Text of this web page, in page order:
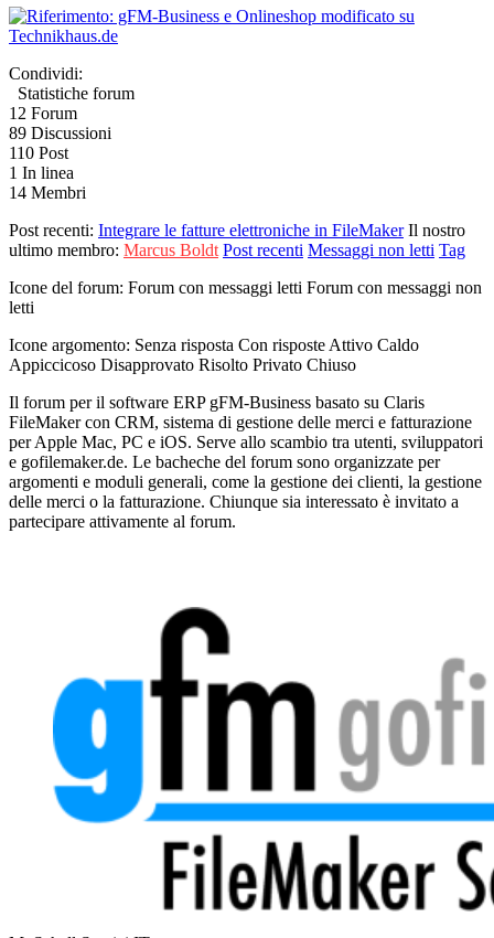
Condividi:
Statistiche forum
12 Forum
89 Discussioni
110 Post
1 In linea
14 Membri
Post recenti: Integrare le fatture elettroniche in FileMaker Il nostro
ultimo membro: Marcus Boldt Post recenti Messaggi non letti Tag
Icone del forum: Forum con messaggi letti Forum con messaggi non
letti
Icone argomento: Senza risposta Con risposte Attivo Caldo
Appiccicoso Disapprovato Risolto Privato Chiuso
Il forum per il software ERP gFM-Business basato su Claris
FileMaker con CRM, sistema di gestione delle merci e fatturazione
per Apple Mac, PC e iOS. Serve allo scambio tra utenti, sviluppatori
e gofilemaker.de. Le bacheche del forum sono organizzate per
argomenti e moduli generali, come la gestione dei clienti, la gestione
delle merci o la fatturazione. Chiunque sia interessato è invitato a
partecipare attivamente al forum.